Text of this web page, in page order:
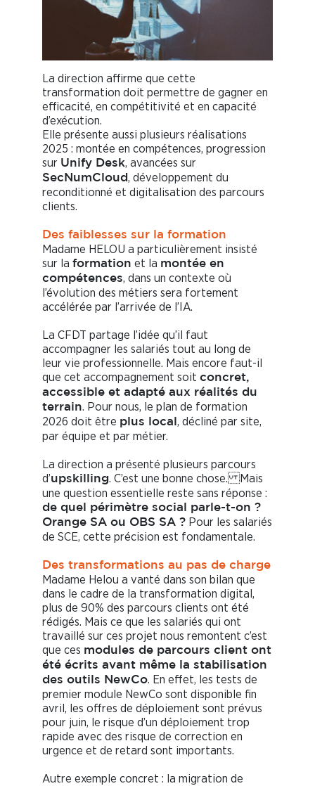
La direction affirme que cette
transformation doit permettre de gagner en
efficacité, en compétitivité et en capacité
d’exécution.
Elle présente aussi plusieurs réalisations
2025 : montée en compétences, progression
sur Unify Desk, avancées sur
SecNumCloud , développement du
reconditionné et digitalisation des parcours
clients.
Des faiblesses sur la formation
Madame HELOU a particulièrement insisté
sur la formation et la montée en
compétences, dans un contexte où
l’évolution des métiers sera fortement
accélérée par l’arrivée de l’IA.
La CFDT partage l’idée qu’il faut
accompagner les salariés tout au long de
leur vie professionnelle. Mais encore faut-il
que cet accompagnement soit concret,
accessible et adapté aux réalités du
terrain. Pour nous, le plan de formation
2026 doit être plus local , décliné par site,
par équipe et par métier.
La direction a présenté plusieurs parcours
d’upskilling. C’est une bonne chose. Mais
une question essentielle reste sans réponse :
de quel périmètre social parle-t-on ?
Orange SA ou OBS SA ? Pour les salariés
de SCE, cette précision est fondamentale.
Des transformations au pas de charge
Madame Helou a vanté dans son bilan que
dans le cadre de la transformation digital,
plus de 90% des parcours clients ont été
rédigés. Mais ce que les salariés qui ont
travaillé sur ces projet nous remontent c’est
que ces modules de parcours client ont
été écrits avant même la stabilisation
des outils NewCo. En effet, les tests de
premier module NewCo sont disponible fin
avril, les offres de déploiement sont prévus
pour juin, le risque d’un déploiement trop
rapide avec des risque de correction en
urgence et de retard sont importants.
Autre exemple concret : la migration de